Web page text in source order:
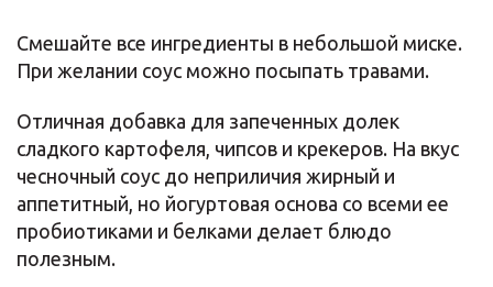
Смешайте все ингредиенты в небольшой миске.
При желании соус можно посыпать травами.
Отличная добавка для запеченных долек
сладкого картофеля, чипсов и крекеров. На вкус
чесночный соус до неприличия жирный и
аппетитный, но йогуртовая основа со всеми ее
пробиотиками и белками делает блюдо
полезным.